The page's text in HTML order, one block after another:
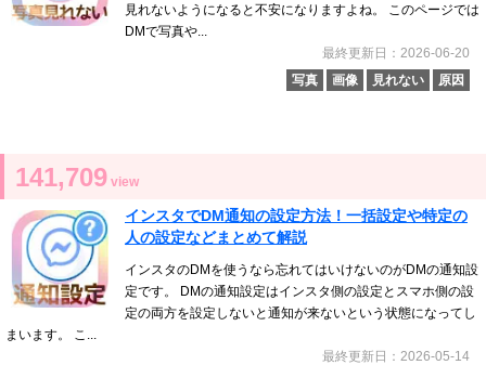
見れないようになると不安になりますよね。 このページでは
DMで写真や...
最終更新日：2026-06-20
写真
画像 見れない 原因
141,709 view
インスタでDM通知の設定方法！一括設定や特定の
人の設定などまとめて解説
インスタのDMを使うなら忘れてはいけないのがDMの通知設
定です。 DMの通知設定はインスタ側の設定とスマホ側の設
定の両方を設定しないと通知が来ないという状態になってし
まいます。 こ...
最終更新日：2026-05-14